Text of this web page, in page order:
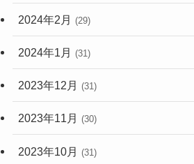
2024年2月 (29)
2024年1月 (31)
2023年12月 (31)
2023年11月 (30)
2023年10月 (31)